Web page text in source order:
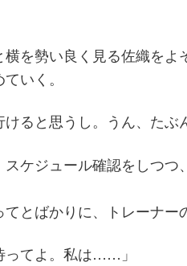
を勢い良く見る佐織をよ
いく。
ると思うし。うん、たぶ
ケジュール確認をしつつ
とばかりに、トレーナー
てよ。私は……」